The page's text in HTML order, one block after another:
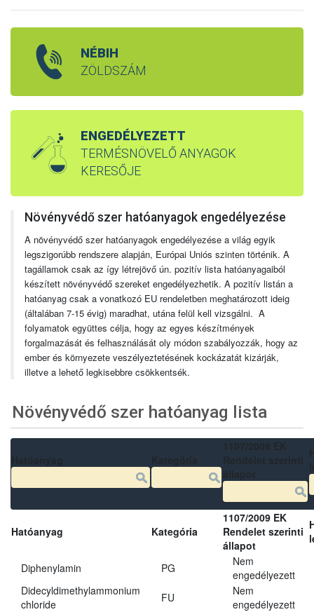
NÉBIH
ZÖLDSZÁM
ENGEDÉLYEZETT
TERMÉSNÖVELŐ ANYAGOK
KERESŐJE
Növényvédő szer hatóanyagok engedélyezése
A növényvédő szer hatóanyagok engedélyezése a világ egyik
legszigorúbb rendszere alapján, Európai Uniós szinten történik. A
tagállamok csak az így létrejövő ún. pozitív lista hatóanyagaiból
készített növényvédő szereket engedélyezhetik. A pozitív listán a
hatóanyag csak a vonatkozó EU rendeletben meghatározott ideig
(általában 7-15 évig) maradhat, utána felül kell vizsgálni. A
folyamatok együttes célja, hogy az egyes készítmények
forgalmazását és felhasználását oly módon szabályozzák, hogy az
ember és környezete veszélyeztetésének kockázatát kizárják,
illetve a lehető legkisebbre csökkentsék.
Növényvédő szer hatóanyag lista
Hatóanyag Kategória
1107/2009 EK
Rendelet szerinti
állapot
Diphenylamin PG
Nem
engedélyezett
Didecyldimethylammonium
chloride
FU
Nem
engedélyezett